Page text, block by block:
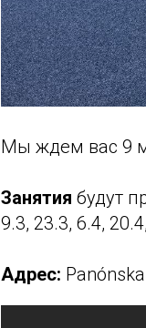
Мы ждем вас 9
Занятия будут
9.3, 23.3, 6.4,
Адрес: